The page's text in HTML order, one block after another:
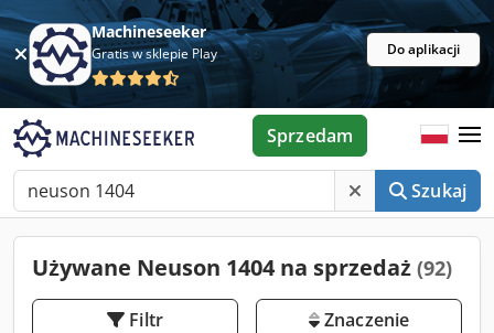
Machineseeker
Gratis w sklepie Play Do aplikacji
Szukaj
Sprzedam
Używane Neuson 1404 na sprzedaż (92)
Filtr Znaczenie